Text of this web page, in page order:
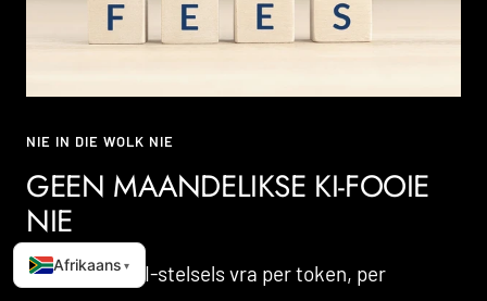
Afrikaans ▾
NIE IN DIE WOLK NIE
GEEN MAANDELIKSE KI-FOOIE
NIE
Die meeste KI-stelsels vra per token, per